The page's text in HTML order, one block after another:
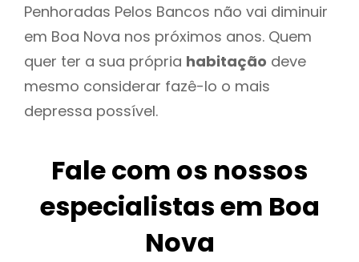
Penhoradas Pelos Bancos não vai diminuir
em Boa Nova nos próximos anos. Quem
quer ter a sua própria habitação deve
mesmo considerar fazê-lo o mais
depressa possível.
Fale com os nossos
especialistas em Boa
Nova